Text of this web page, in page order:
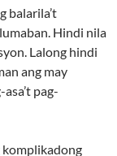
balarila’t
Hindi nila
Lalong hindi
ang may
pag-
komplikadong